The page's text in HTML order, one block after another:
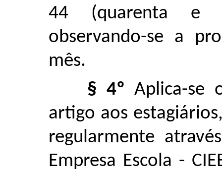
44 (quarenta e
observando-se a
mês.
§ 4º Aplica-se
artigo aos
regularmente
Empresa Escola -